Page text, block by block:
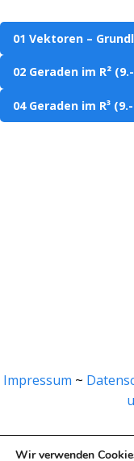
01 Vektoren –
02 Geraden im R²
04 Geraden im R³
Impressum ~
Wir verwenden